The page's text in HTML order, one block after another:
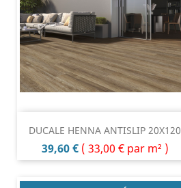
DUCALE HENNA ANTISLIP 20X120
Prix
39,60 € ( 33,00 € par m² )